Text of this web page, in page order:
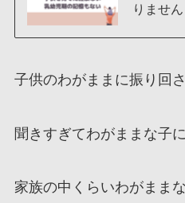
りません
子供のわがままに振り回
聞きすぎてわがままな子
家族の中くらいわがまま